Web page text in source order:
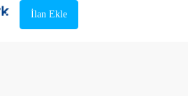
İlan Ekle